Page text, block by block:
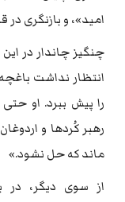
امید»، و بازنگری
چنگیز چاندار در
انتظار نداشت
را پیش ببرد. او
رهبر کُردها و
ماند که حل نشود.»
از سوی دیگر، در